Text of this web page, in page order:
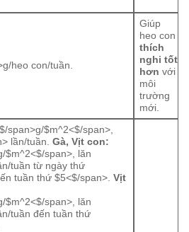
heo con/tuần.
Giúp
heo con
thích
nghi tốt
hơn với
môi
trường
mới.
span>g/$m^2<$/span>,
lần/tuần. Gà, Vịt con:
$m^2<$/span>, lăn
tuần từ ngày thứ
tuần thứ $5<$/span>. Vịt
$m^2<$/span>, lăn
tuần đến tuần thứ